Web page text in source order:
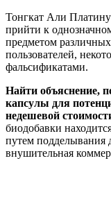
Тонгкат Али
прийти к
предметом
пользователей,
фальсификатами.
Найти объяснение,
капсулы для
недешевой
биодобавки
путем подделывания
внушительная